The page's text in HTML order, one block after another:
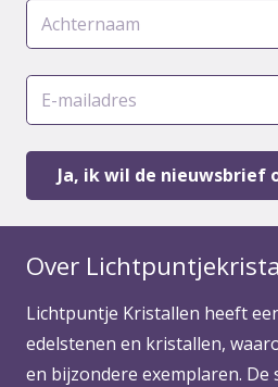
Over
Lichtpuntje Kristallen heeft
edelstenen en kristallen,
en bijzondere exemplaren. De